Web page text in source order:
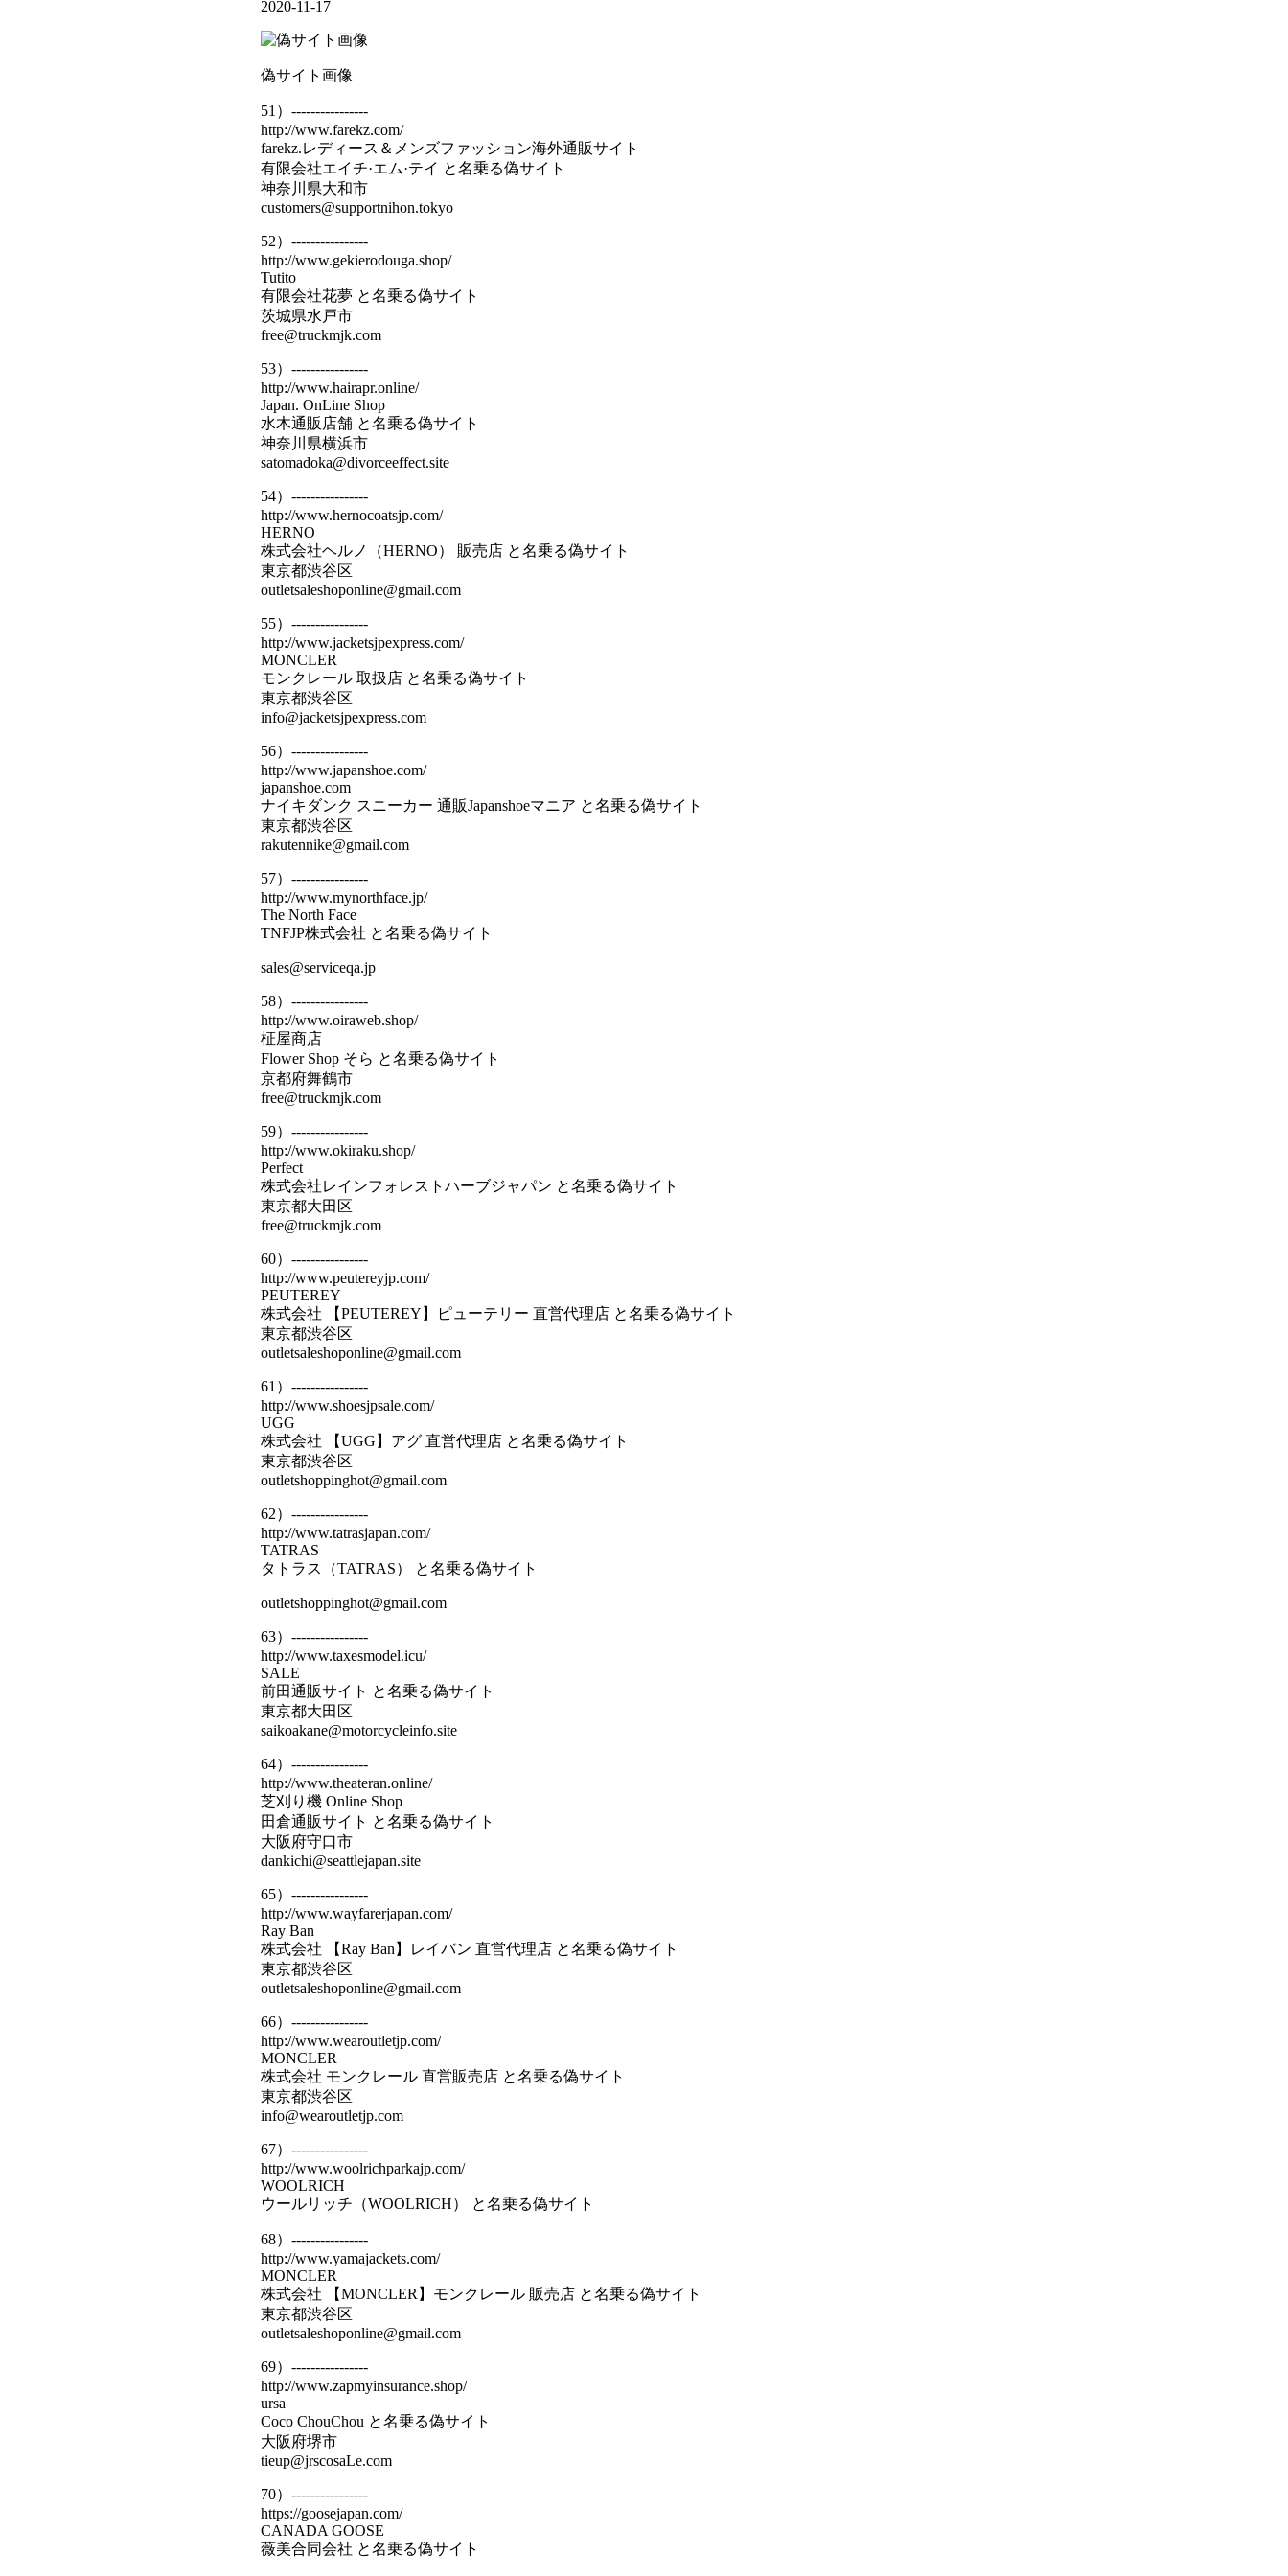
2020-11-17
偽サイト画像
51）----------------
http://www.farekz.com/
farekz.レディース＆メンズファッション海外通販サイト
有限会社エイチ·エム·テイ と名乗る偽サイト
神奈川県大和市
customers@supportnihon.tokyo
52）----------------
http://www.gekierodouga.shop/
Tutito
有限会社花夢 と名乗る偽サイト
茨城県水戸市
free@truckmjk.com
53）----------------
http://www.hairapr.online/
Japan. OnLine Shop
水木通販店舗 と名乗る偽サイト
神奈川県横浜市
satomadoka@divorceeffect.site
54）----------------
http://www.hernocoatsjp.com/
HERNO
株式会社ヘルノ（HERNO） 販売店 と名乗る偽サイト
東京都渋谷区
outletsaleshoponline@gmail.com
55）----------------
http://www.jacketsjpexpress.com/
MONCLER
モンクレール 取扱店 と名乗る偽サイト
東京都渋谷区
info@jacketsjpexpress.com
56）----------------
http://www.japanshoe.com/
japanshoe.com
ナイキダンク スニーカー 通販Japanshoeマニア と名乗る偽サイト
東京都渋谷区
rakutennike@gmail.com
57）----------------
http://www.mynorthface.jp/
The North Face
TNFJP株式会社 と名乗る偽サイト
sales@serviceqa.jp
58）----------------
http://www.oiraweb.shop/
柾屋商店
Flower Shop そら と名乗る偽サイト
京都府舞鶴市
free@truckmjk.com
59）----------------
http://www.okiraku.shop/
Perfect
株式会社レインフォレストハーブジャパン と名乗る偽サイト
東京都大田区
free@truckmjk.com
60）----------------
http://www.peutereyjp.com/
PEUTEREY
株式会社 【PEUTEREY】ピューテリー 直営代理店 と名乗る偽サイト
東京都渋谷区
outletsaleshoponline@gmail.com
61）----------------
http://www.shoesjpsale.com/
UGG
株式会社 【UGG】アグ 直営代理店 と名乗る偽サイト
東京都渋谷区
outletshoppinghot@gmail.com
62）----------------
http://www.tatrasjapan.com/
TATRAS
タトラス（TATRAS） と名乗る偽サイト
outletshoppinghot@gmail.com
63）----------------
http://www.taxesmodel.icu/
SALE
前田通販サイト と名乗る偽サイト
東京都大田区
saikoakane@motorcycleinfo.site
64）----------------
http://www.theateran.online/
芝刈り機 Online Shop
田倉通販サイト と名乗る偽サイト
大阪府守口市
dankichi@seattlejapan.site
65）----------------
http://www.wayfarerjapan.com/
Ray Ban
株式会社 【Ray Ban】レイバン 直営代理店 と名乗る偽サイト
東京都渋谷区
outletsaleshoponline@gmail.com
66）----------------
http://www.wearoutletjp.com/
MONCLER
株式会社 モンクレール 直営販売店 と名乗る偽サイト
東京都渋谷区
info@wearoutletjp.com
67）----------------
http://www.woolrichparkajp.com/
WOOLRICH
ウールリッチ（WOOLRICH） と名乗る偽サイト
68）----------------
http://www.yamajackets.com/
MONCLER
株式会社 【MONCLER】モンクレール 販売店 と名乗る偽サイト
東京都渋谷区
outletsaleshoponline@gmail.com
69）----------------
http://www.zapmyinsurance.shop/
ursa
Coco ChouChou と名乗る偽サイト
大阪府堺市
tieup@jrscosaLe.com
70）----------------
https://goosejapan.com/
CANADA GOOSE
薇美合同会社 と名乗る偽サイト